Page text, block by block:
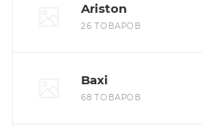
Ariston
26 ТОВАРОВ
Baxi
68 ТОВАРОВ